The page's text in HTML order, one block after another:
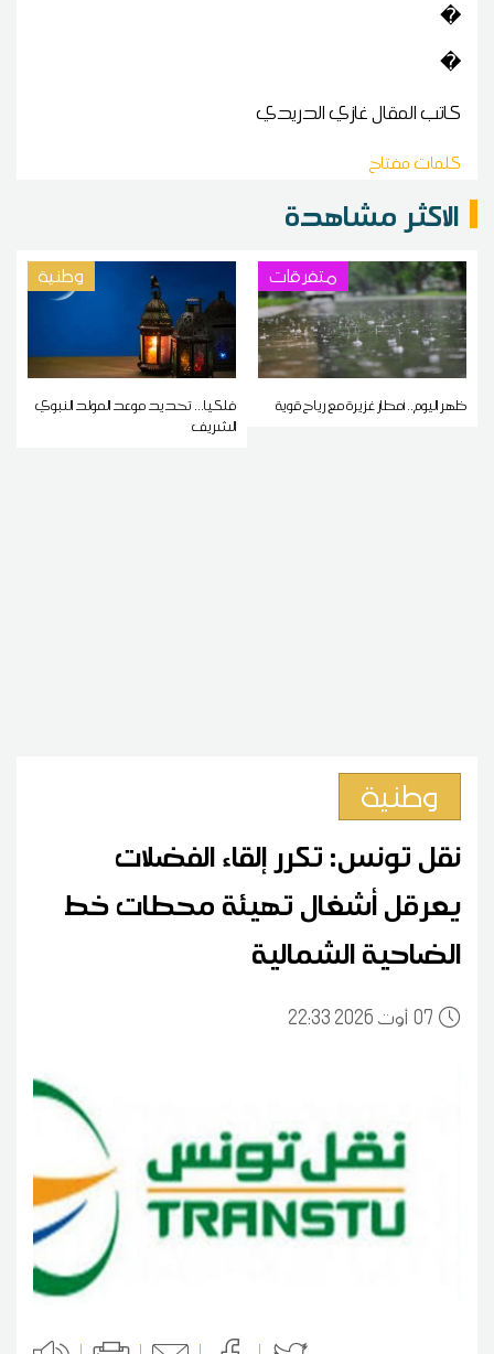
�
�
كاتب المقالغازي الدريدي
كلمات مفتاح
الاكثر مشاهدة
متفرقات
ظهر اليوم.. أمطار غزيرة مع رياح قوية
وطنية
فلكيا... تحديد موعد المولد النبوي
الشريف
وطنية
نقل تونس: تكرر إلقاء الفضلات
يعرقل أشغال تهيئة محطات خط
الضاحية الشمالية
0722:33 2026 أوت